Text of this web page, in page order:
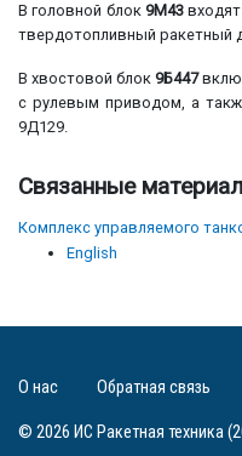
В головной блок 9М43входят
твердотопливный ракетный
В хвостовой блок 9Б447
с рулевым приводом, а
9Д129.
Связанные
Комплекс управляемого
English
© 2026 ИС Ракетная техника
О нас Обратная связь